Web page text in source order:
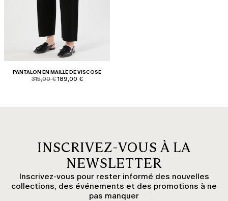
PANTALON EN MAILLE DE VISCOSE
product.price.original
315,00 €product.price.sale
189,00 €
INSCRIVEZ-VOUS À LA
NEWSLETTER
Inscrivez-vous pour rester informé des nouvelles
collections, des événements et des promotions à ne
pas manquer